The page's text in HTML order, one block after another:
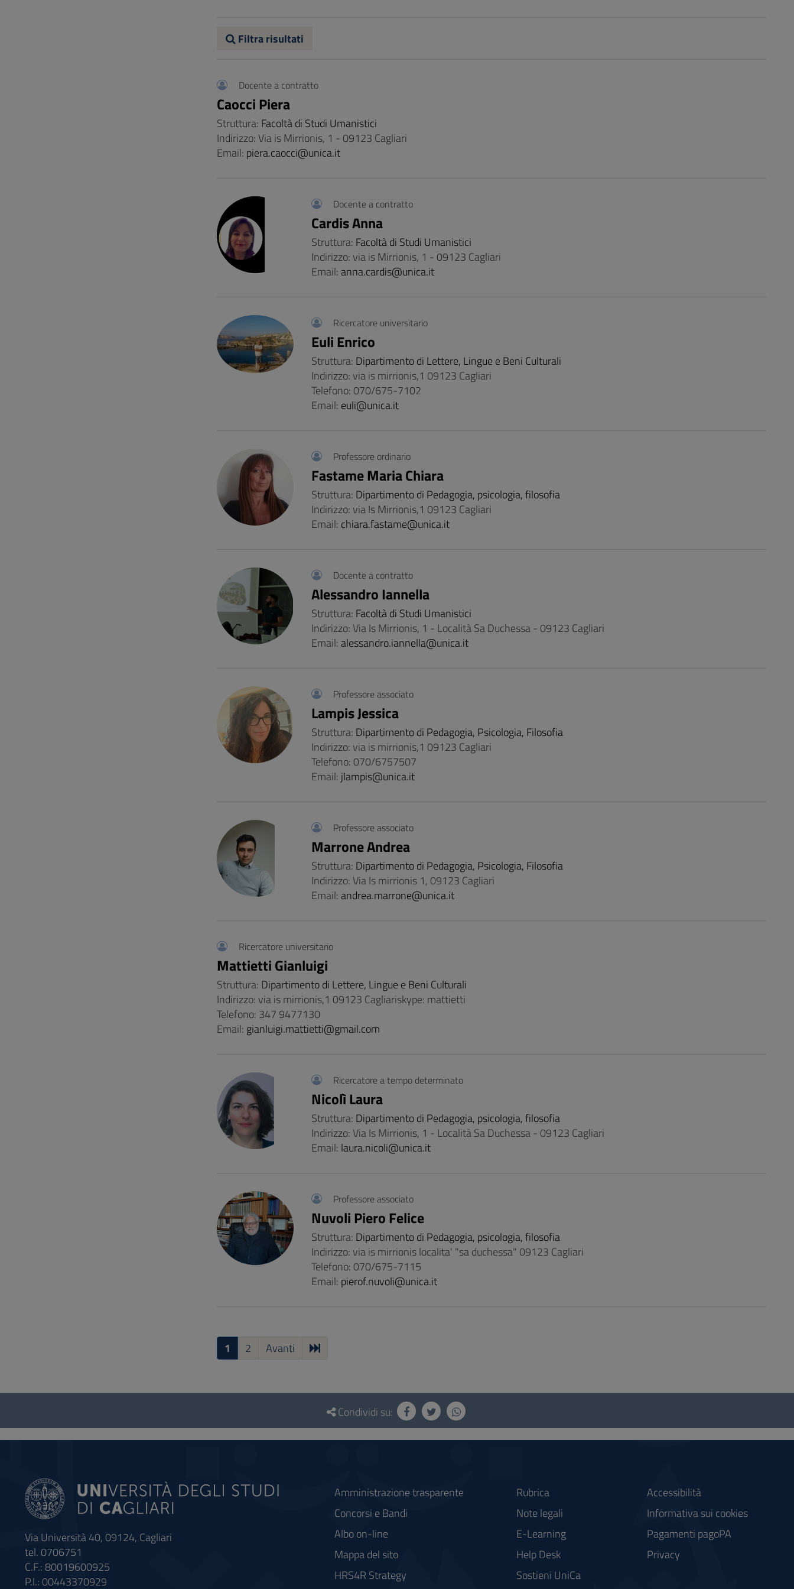
Filtra risultati
Docente a contratto
Caocci Piera
Struttura: Facoltà di Studi Umanistici
Indirizzo: Via is Mirrionis, 1 - 09123 Cagliari
Email: piera.caocci@unica.it
Docente a contratto
Cardis Anna
Struttura: Facoltà di Studi Umanistici
Indirizzo: via is Mirrionis, 1 - 09123 Cagliari
Email: anna.cardis@unica.it
Ricercatore universitario
Euli Enrico
Struttura: Dipartimento di Lettere, Lingue e Beni Culturali
Indirizzo: via is mirrionis,1 09123 Cagliari
Telefono: 070/675-7102
Email: euli@unica.it
Professore ordinario
Fastame Maria Chiara
Struttura: Dipartimento di Pedagogia, psicologia, filosofia
Indirizzo: via Is Mirrionis,1 09123 Cagliari
Email: chiara.fastame@unica.it
Docente a contratto
Alessandro Iannella
Struttura: Facoltà di Studi Umanistici
Indirizzo: Via Is Mirrionis, 1 - Località Sa Duchessa - 09123 Cagliari
Email: alessandro.iannella@unica.it
Professore associato
Lampis Jessica
Struttura: Dipartimento di Pedagogia, Psicologia, Filosofia
Indirizzo: via is mirrionis,1 09123 Cagliari
Telefono: 070/6757507
Email: jlampis@unica.it
Professore associato
Marrone Andrea
Struttura: Dipartimento di Pedagogia, Psicologia, Filosofia
Indirizzo: Via Is mirrionis 1, 09123 Cagliari
Email: andrea.marrone@unica.it
Ricercatore universitario
Mattietti Gianluigi
Struttura: Dipartimento di Lettere, Lingue e Beni Culturali
Indirizzo: via is mirrionis,1 09123 Cagliariskype: mattietti
Telefono: 347 9477130
Email: gianluigi.mattietti@gmail.com
Ricercatore a tempo determinato
Nicolì Laura
Struttura: Dipartimento di Pedagogia, psicologia, filosofia
Indirizzo: Via Is Mirrionis, 1 - Località Sa Duchessa - 09123 Cagliari
Email: laura.nicoli@unica.it
Professore associato
Nuvoli Piero Felice
Struttura: Dipartimento di Pedagogia, psicologia, filosofia
Indirizzo: via is mirrionis localita' "sa duchessa" 09123 Cagliari
Telefono: 070/675-7115
Email: pierof.nuvoli@unica.it
1 2 Avanti
Questionario
social
Condividi su:
Via Università 40, 09124, Cagliari
tel. 0706751
C.F.: 80019600925
P.I.: 00443370929
Amministrazione trasparente
Concorsi e Bandi
Albo on-line
Mappa del sito
HRS4R Strategy
Rubrica
Note legali
E-Learning
Help Desk
Sostieni UniCa
Accessibilità
Informativa sui cookies
Pagamenti pagoPA
Privacy